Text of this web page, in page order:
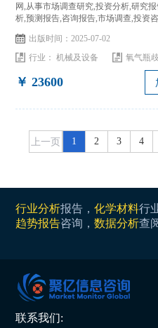
网,从事市场调查研究,投资分析,研究
析,预测报告,咨询报告,市场调查,投资
出版时间：2025-07-02
行业：机械及设备 氧气瓶
￥ 23600
上一页 1 2 3 4
行业分析报告，化学材料行
趋势报告咨询，数据分析查
联系我们: